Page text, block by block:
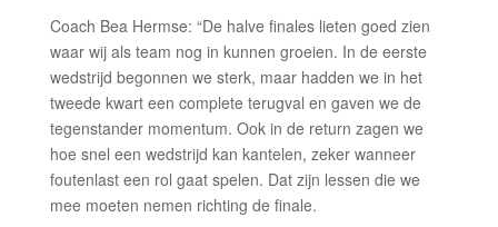
Coach Bea Hermse: “De halve finales lieten goed zien
waar wij als team nog in kunnen groeien. In de eerste
wedstrijd begonnen we sterk, maar hadden we in het
tweede kwart een complete terugval en gaven we de
tegenstander momentum. Ook in de return zagen we
hoe snel een wedstrijd kan kantelen, zeker wanneer
foutenlast een rol gaat spelen. Dat zijn lessen die we
mee moeten nemen richting de finale.